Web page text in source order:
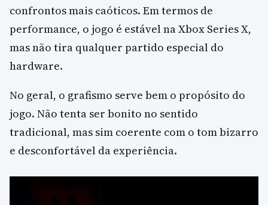
confrontos mais caóticos. Em termos de
performance, o jogo é estável na Xbox Series X,
mas não tira qualquer partido especial do
hardware.
No geral, o grafismo serve bem o propósito do
jogo. Não tenta ser bonito no sentido
tradicional, mas sim coerente com o tom bizarro
e desconfortável da experiência.